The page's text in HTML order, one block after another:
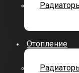
Отопление